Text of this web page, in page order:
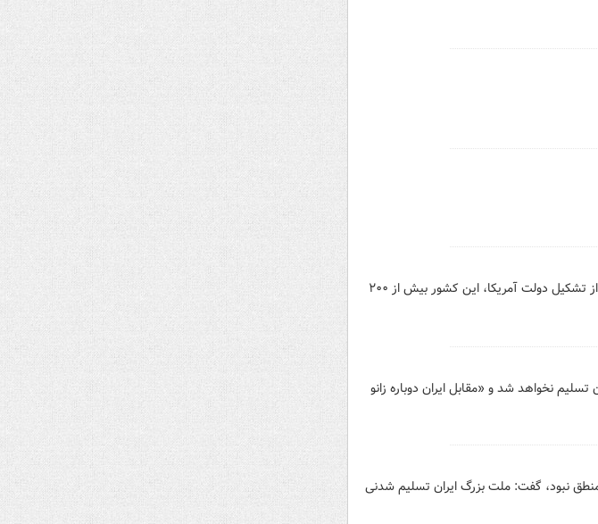
معاون حقوقی سپاه پاسداران انقلاب اسلامی گفت: در طول حدود پنجاه سال از تشکیل دولت آمریکا، این کشور بیش از ۲۰۰
نخواهد شد و «مقابل ایران دوباره زانو
نبود، گفت: ملت بزرگ ایران تسلیم شدنی